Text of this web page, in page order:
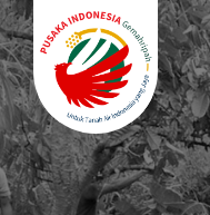
Skip
to
main
content